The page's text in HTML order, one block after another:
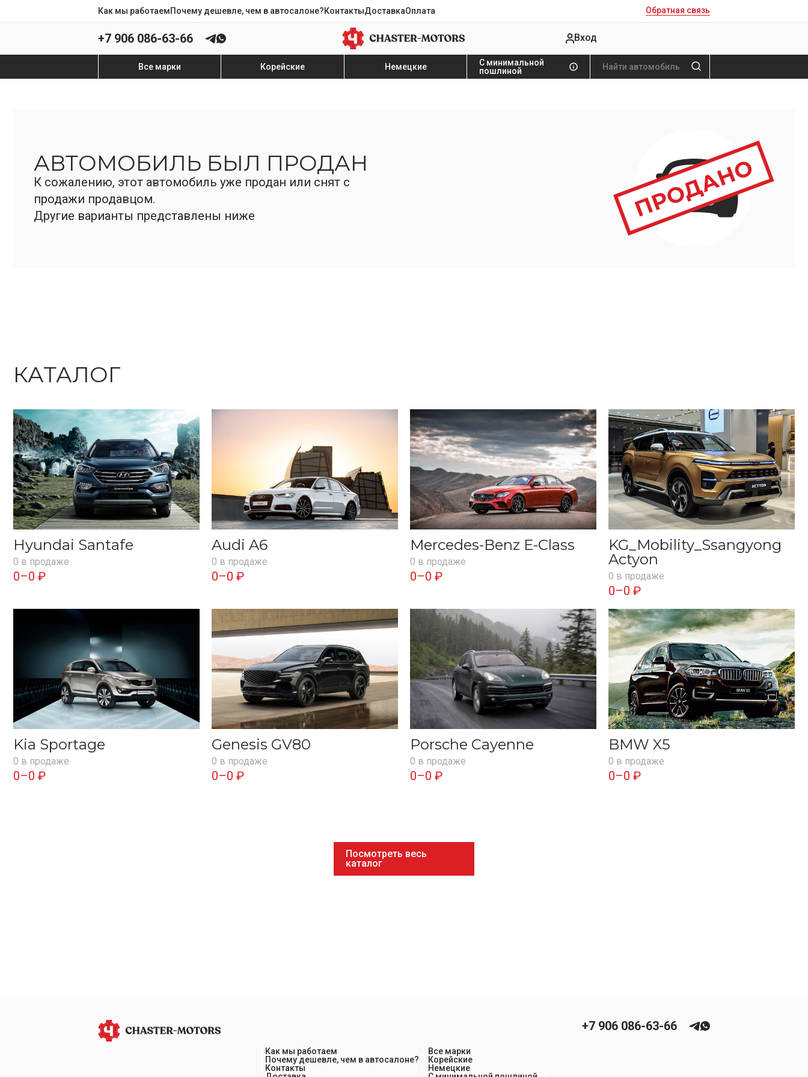
Как мы работаемПочему дешевле, чем в автосалоне?КонтактыДоставкаОплата Обратная связь
+7 906 086-63-66 Вход
Все марки Корейские Немецкие
С минимальной
пошлиной
АВТОМОБИЛЬ БЫЛ ПРОДАН
К сожалению, этот автомобиль уже продан или снят с
продажи продавцом.
Другие варианты представлены ниже
КАТАЛОГ
Hyundai Santafe
0 в продаже
0–0 ₽
Audi A6
0 в продаже
0–0 ₽
Mercedes-Benz E-Class
0 в продаже
0–0 ₽
KG_Mobility_Ssangyong
Actyon
0 в продаже
0–0 ₽
Kia Sportage
0 в продаже
0–0 ₽
Genesis GV80
0 в продаже
0–0 ₽
Porsche Cayenne
0 в продаже
0–0 ₽
BMW X5
0 в продаже
0–0 ₽
Посмотреть весь
каталог
Как мы работаем
Почему дешевле, чем в автосалоне?
Контакты
Все марки
Корейские
Немецкие
+7 906 086-63-66